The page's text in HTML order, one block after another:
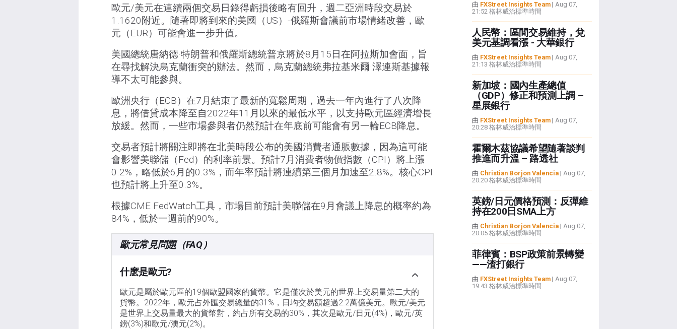
歐元/美元在連續兩個交易日錄得虧損後略有回升，週二亞洲時段交易於
1.1620附近。隨著即將到來的美國（US）-俄羅斯會議前市場情緒改善，歐
元（EUR）可能會進一步升值。
美國總統唐納德·特朗普和俄羅斯總統普京將於8月15日在阿拉斯加會面，旨
在尋找解決烏克蘭衝突的辦法。然而，烏克蘭總統弗拉基米爾·澤連斯基據報
導不太可能參與。
歐洲央行（ECB）在7月結束了最新的寬鬆周期，過去一年內進行了八次降
息，將借貸成本降至自2022年11月以來的最低水平，以支持歐元區經濟增長
放緩。然而，一些市場參與者仍然預計在年底前可能會有另一輪ECB降息。
交易者預計將關注即將在北美時段公布的美國消費者通脹數據，因為這可能
會影響美聯儲（Fed）的利率前景。預計7月消費者物價指數（CPI）將上漲
0.2%，略低於6月的0.3%，而年率預計將連續第三個月加速至2.8%。核心CPI
也預計將上升至0.3%。
根據CME FedWatch工具，市場目前預計美聯儲在9月會議上降息的概率約為
84%，低於一週前的90%。
歐元常見問題（FAQ）
什麽是歐元?
歐元是屬於歐元區的19個歐盟國家的貨幣。它是僅次於美元的世界上交易量第二大的
貨幣。2022年，歐元占外匯交易總量的31%，日均交易額超過2.2萬億美元。歐元/美元
是世界上交易量最大的貨幣對，約占所有交易的30%，其次是歐元/日元(4%)，歐元/英
鎊(3%)和歐元/澳元(2%)。
由 FXStreet Insights Team| Aug 07,
21:52 格林威治標準時間
人民幣：區間交易維持，兌
美元基調看漲 - 大華銀行
由 FXStreet Insights Team| Aug 07,
21:13 格林威治標準時間
新加坡：國內生產總值
（GDP）修正和預測上調 –
星展銀行
由 FXStreet Insights Team| Aug 07,
20:28 格林威治標準時間
霍爾木茲協議希望隨著談判
推進而升溫 – 路透社
由 Christian Borjon Valencia| Aug 07,
20:20 格林威治標準時間
英鎊/日元價格預測：反彈維
持在200日SMA上方
由 Christian Borjon Valencia| Aug 07,
20:05 格林威治標準時間
菲律賓：BSP政策前景轉變
——渣打銀行
由 FXStreet Insights Team| Aug 07,
19:43 格林威治標準時間